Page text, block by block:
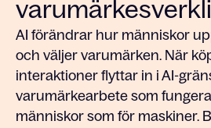
AI förändrar hur människor
och väljer varumärken. När
interaktioner flyttar in i AI-
varumärkearbete som
människor som för maskiner.